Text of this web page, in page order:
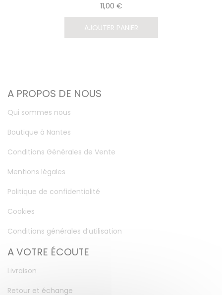
11,00 €
AJOUTER PANIER
A PROPOS DE NOUS
Qui sommes nous
Boutique à Nantes
Conditions Générales de Vente
Mentions légales
Politique de confidentialité
Cookies
Conditions générales d’utilisation
A VOTRE ÉCOUTE
Livraison
Retour et échange